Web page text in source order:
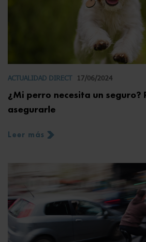
ACTUALIDAD DIRECT 17/06/2024
¿Mi perro necesita un seguro?
asegurarle
Leer más